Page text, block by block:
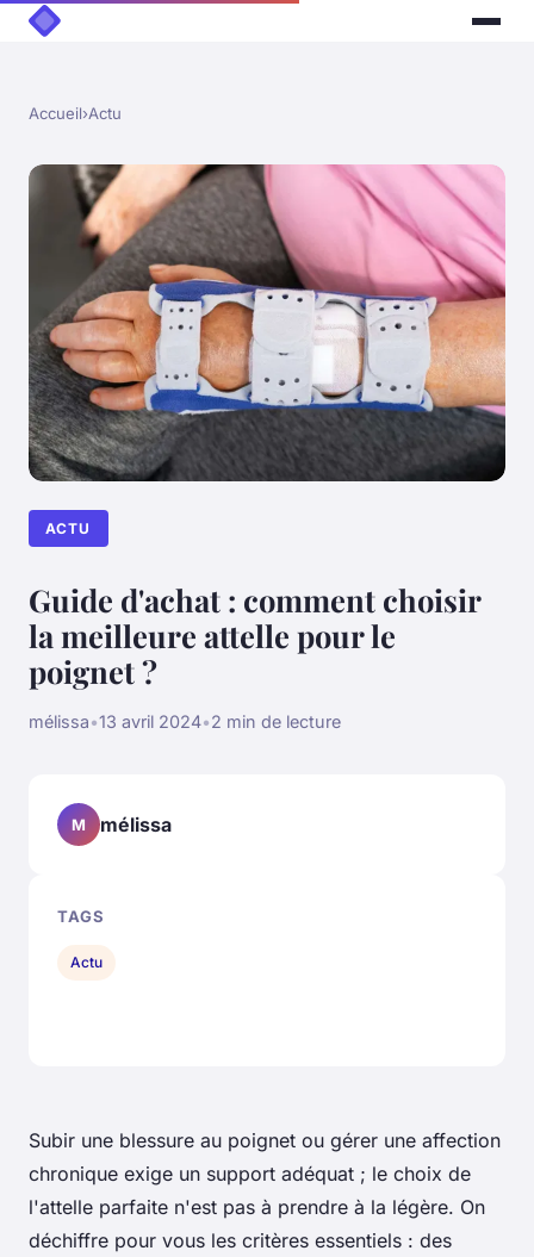
Accueil›Actu
ACTU
Guide d'achat : comment choisir
la meilleure attelle pour le
poignet ?
mélissa•13 avril 2024•2 min de lecture
Subir une blessure au poignet ou gérer une affection
chronique exige un support adéquat ; le choix de
l'attelle parfaite n'est pas à prendre à la légère. On
déchiffre pour vous les critères essentiels : des
M mélissa
TAGS
Actu